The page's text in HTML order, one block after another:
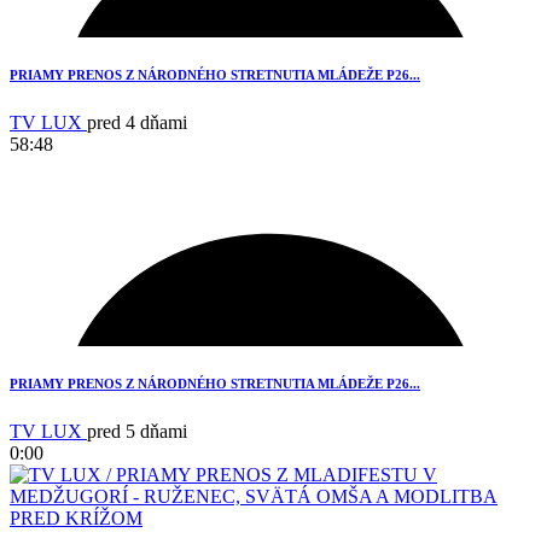
1
3
PRIAMY PRENOS Z NÁRODNÉHO STRETNUTIA MLÁDEŽE P26...
TV LUX pred 4 dňami
58:48
PRIAMY PRENOS Z NÁRODNÉHO STRETNUTIA MLÁDEŽE P26...
TV LUX pred 5 dňami
0:00